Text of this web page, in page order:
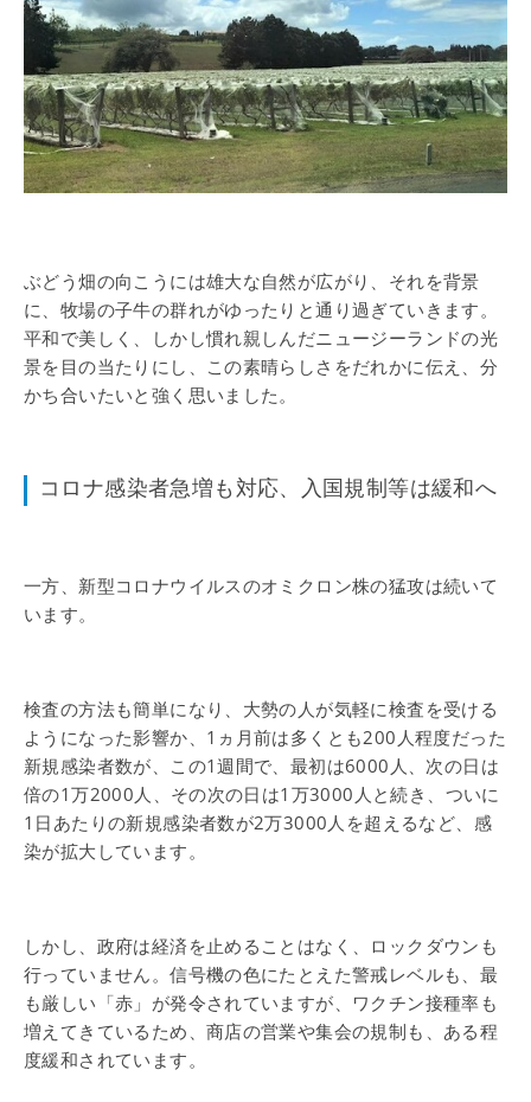
ぶどう畑の向こうには雄大な自然が広がり、それを背景
に、牧場の子牛の群れがゆったりと通り過ぎていきます。
平和で美しく、しかし慣れ親しんだニュージーランドの光
景を目の当たりにし、この素晴らしさをだれかに伝え、分
かち合いたいと強く思いました。
コロナ感染者急増も対応、入国規制等は緩和へ
一方、新型コロナウイルスのオミクロン株の猛攻は続いて
います。
検査の方法も簡単になり、大勢の人が気軽に検査を受ける
ようになった影響か、1ヵ月前は多くとも200人程度だった
新規感染者数が、この1週間で、最初は6000人、次の日は
倍の1万2000人、その次の日は1万3000人と続き、ついに
1日あたりの新規感染者数が2万3000人を超えるなど、感
染が拡大しています。
しかし、政府は経済を止めることはなく、ロックダウンも
行っていません。信号機の色にたとえた警戒レベルも、最
も厳しい「赤」が発令されていますが、ワクチン接種率も
増えてきているため、商店の営業や集会の規制も、ある程
度緩和されています。